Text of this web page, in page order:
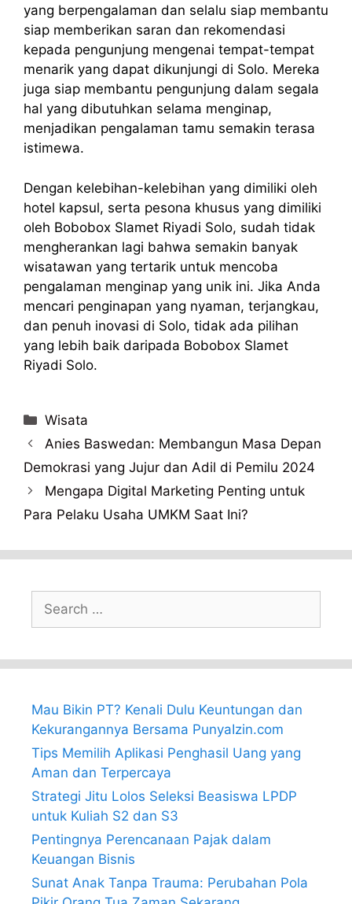
yang berpengalaman dan selalu siap membantu
siap memberikan saran dan rekomendasi
kepada pengunjung mengenai tempat-tempat
menarik yang dapat dikunjungi di Solo. Mereka
juga siap membantu pengunjung dalam segala
hal yang dibutuhkan selama menginap,
menjadikan pengalaman tamu semakin terasa
istimewa.
Dengan kelebihan-kelebihan yang dimiliki oleh
hotel kapsul, serta pesona khusus yang dimiliki
oleh Bobobox Slamet Riyadi Solo, sudah tidak
mengherankan lagi bahwa semakin banyak
wisatawan yang tertarik untuk mencoba
pengalaman menginap yang unik ini. Jika Anda
mencari penginapan yang nyaman, terjangkau,
dan penuh inovasi di Solo, tidak ada pilihan
yang lebih baik daripada Bobobox Slamet
Riyadi Solo.
Categories
Wisata
Anies Baswedan: Membangun Masa Depan
Demokrasi yang Jujur dan Adil di Pemilu 2024
Mengapa Digital Marketing Penting untuk
Para Pelaku Usaha UMKM Saat Ini?
Search
for:
Mau Bikin PT? Kenali Dulu Keuntungan dan
Kekurangannya Bersama PunyaIzin.com
Tips Memilih Aplikasi Penghasil Uang yang
Aman dan Terpercaya
Strategi Jitu Lolos Seleksi Beasiswa LPDP
untuk Kuliah S2 dan S3
Pentingnya Perencanaan Pajak dalam
Keuangan Bisnis
Sunat Anak Tanpa Trauma: Perubahan Pola